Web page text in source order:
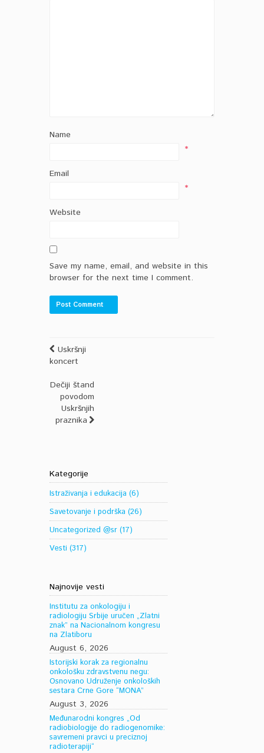
Name
*
Email
*
Website
Save my name, email, and website in this
browser for the next time I comment.
Uskršnji
koncert
Dečiji štand
povodom
Uskršnjih
praznika
Kategorije
Istraživanja i edukacija (6)
Savetovanje i podrška (26)
Uncategorized @sr (17)
Vesti (317)
Najnovije vesti
Institutu za onkologiju i
radiologiju Srbije uručen „Zlatni
znak” na Nacionalnom kongresu
na Zlatiboru
August 6, 2026
Istorijski korak za regionalnu
onkološku zdravstvenu negu:
Osnovano Udruženje onkoloških
sestara Crne Gore “MONA”
August 3, 2026
Međunarodni kongres „Od
radiobiologije do radiogenomike:
savremeni pravci u preciznoj
radioterapiji“